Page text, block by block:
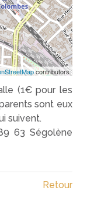
contributors
(1€ pour les
sont eux
suivent.
63 Ségolène
Retour